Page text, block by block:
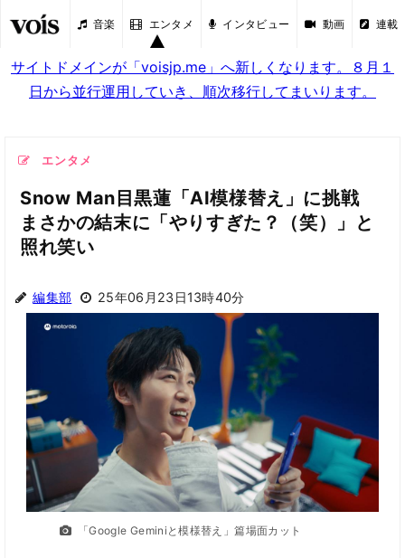
音楽 エンタメ インタビュー 動画 連載
サイトドメインが「voisjp.me」へ新しくなります。８月１
日から並行運用していき、順次移行してまいります。
エンタメ
Snow Man目黒蓮「AI模様替え」に挑戦
まさかの結末に「やりすぎた？（笑）」と
照れ笑い
編集部 25年06月23日13時40分
「Google Geminiと模様替え」篇場面カット